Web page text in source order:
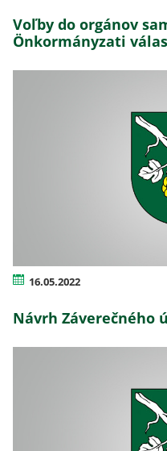
Voľby do orgánov
Önkormányzati
16.05.2022
Návrh Záverečného